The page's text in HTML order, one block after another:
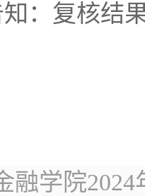
：复核结
融学院